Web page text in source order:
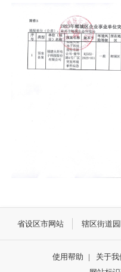
省设区市网站 辖区街道
使用帮助 | 关于我